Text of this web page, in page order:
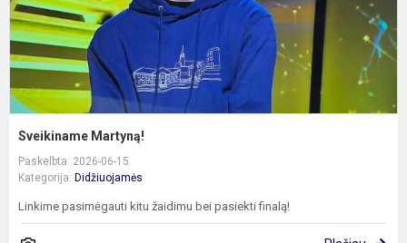
Sveikiname Martyną!
Paskelbta: 2026-06-15
Kategorija: Didžiuojamės
Linkime pasimėgauti kitu žaidimu bei pasiekti finalą!